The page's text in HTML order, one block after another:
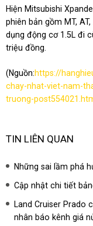
Hiện Mitsubishi
phiên bản gồm MT,
dụng động cơ 1.5L đi
triệu đồng.
(Nguồn:https://
chay-nhat-viet-nam-
truong-
TIN LIÊN QUAN
Những sai lầm phá
Cập nhật chi tiết
Land Cruiser
nhân báo kênh giá